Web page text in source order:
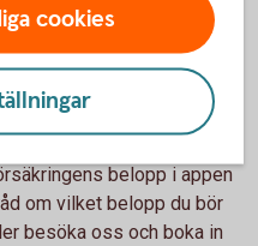
är det viktigt att
belopp i appen
om vilket belopp du bör
besöka oss och boka in
cookies